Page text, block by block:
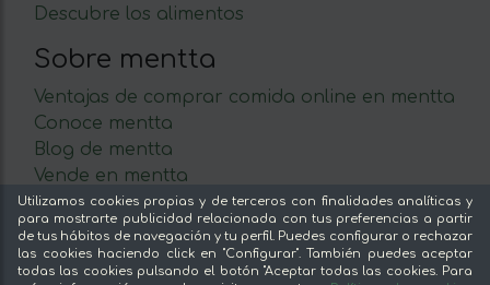
Descubre los alimentos
Sobre mentta
Ventajas de comprar comida online en mentta
Conoce mentta
Blog de mentta
Vende en mentta
Fidelización
Preguntas frecuentes
Legal
Utilizamos cookies propias y de terceros con finalidades analíticas y
para mostrarte publicidad relacionada con tus preferencias a partir
de tus hábitos de navegación y tu perfil. Puedes configurar o rechazar
las cookies haciendo click en "Configurar". También puedes aceptar
todas las cookies pulsando el botón "Aceptar todas las cookies. Para